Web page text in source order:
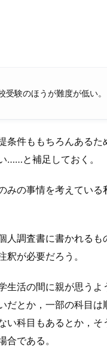
受験のほうが難度が低い。
条件ももちろんあるた
……と補足しておく。
みの事情を考えている
人調査書に書かれるも
釈が必要だろう。
生活の間に親が思うよ
だとか，一部の科目は
い科目もあるとか，そ
合である。